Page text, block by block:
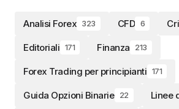
Analisi Forex 323 CFD 6
Editoriali 171 Finanza 213
Forex Trading per principianti 171
Guida Opzioni Binarie 22 Linee